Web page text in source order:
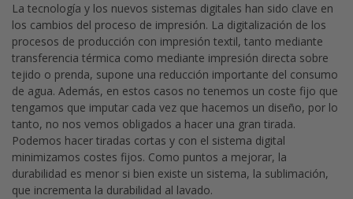
La tecnología y los nuevos sistemas digitales han sido clave en
los cambios del proceso de impresión. La digitalización de los
procesos de producción con impresión textil, tanto mediante
transferencia térmica como mediante impresión directa sobre
tejido o prenda, supone una reducción importante del consumo
de agua. Además, en estos casos no tenemos un coste fijo que
tengamos que imputar cada vez que hacemos un diseño, por lo
tanto, no nos vemos obligados a hacer una gran tirada.
Podemos hacer tiradas cortas y con el sistema digital
minimizamos costes fijos. Como puntos a mejorar, la
durabilidad es menor si bien existe un sistema, la sublimación,
que incrementa la durabilidad al lavado.